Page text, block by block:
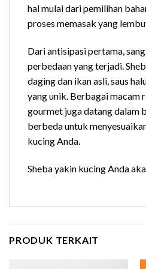
hal mulai dari pemilihan
proses memasak yang
Dari antisipasi pertama,
perbedaan yang terjadi.
daging dan ikan asli, saus
yang unik. Berbagai macam
gourmet juga datang dalam
berbeda untuk
kucing Anda.
Sheba yakin kucing Anda
PRODUK TERKAIT